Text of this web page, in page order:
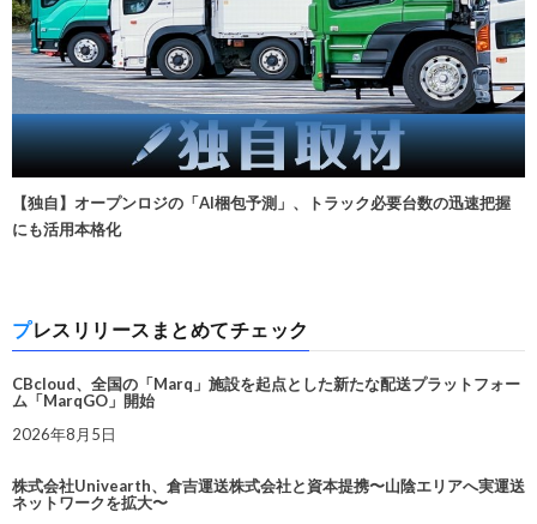
【独自】オープンロジの「AI梱包予測」、トラック必要台数の迅速把握
にも活用本格化
プレスリリースまとめてチェック
CBcloud、全国の「Marq」施設を起点とした新たな配送プラットフォー
ム「MarqGO」開始
2026年8月5日
株式会社Univearth、倉吉運送株式会社と資本提携〜山陰エリアへ実運送
ネットワークを拡大〜